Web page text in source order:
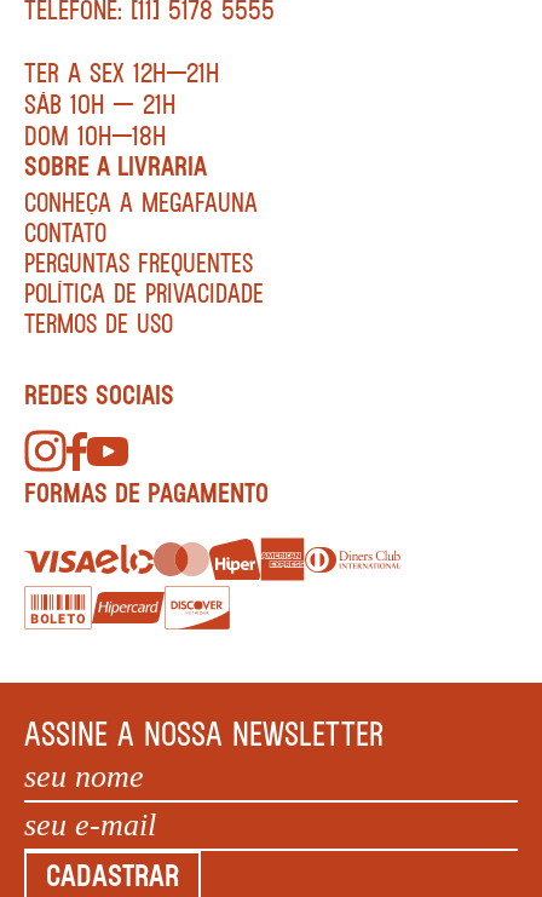
TELEFONE: [11] 5178 5555
TER A SEX 12H—21H
SÁB 10H — 21H
DOM 10H—18H
SOBRE A LIVRARIA
CONHEÇA A MEGAFAUNA
CONTATO
PERGUNTAS FREQUENTES
POLÍTICA DE PRIVACIDADE
TERMOS DE USO
REDES SOCIAIS
FORMAS DE PAGAMENTO
ASSINE A NOSSA NEWSLETTER
CADASTRAR